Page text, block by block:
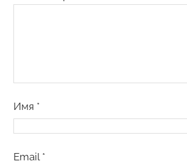
Имя *
Email *